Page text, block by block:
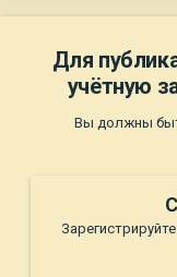
Для
учётную
Вы должны